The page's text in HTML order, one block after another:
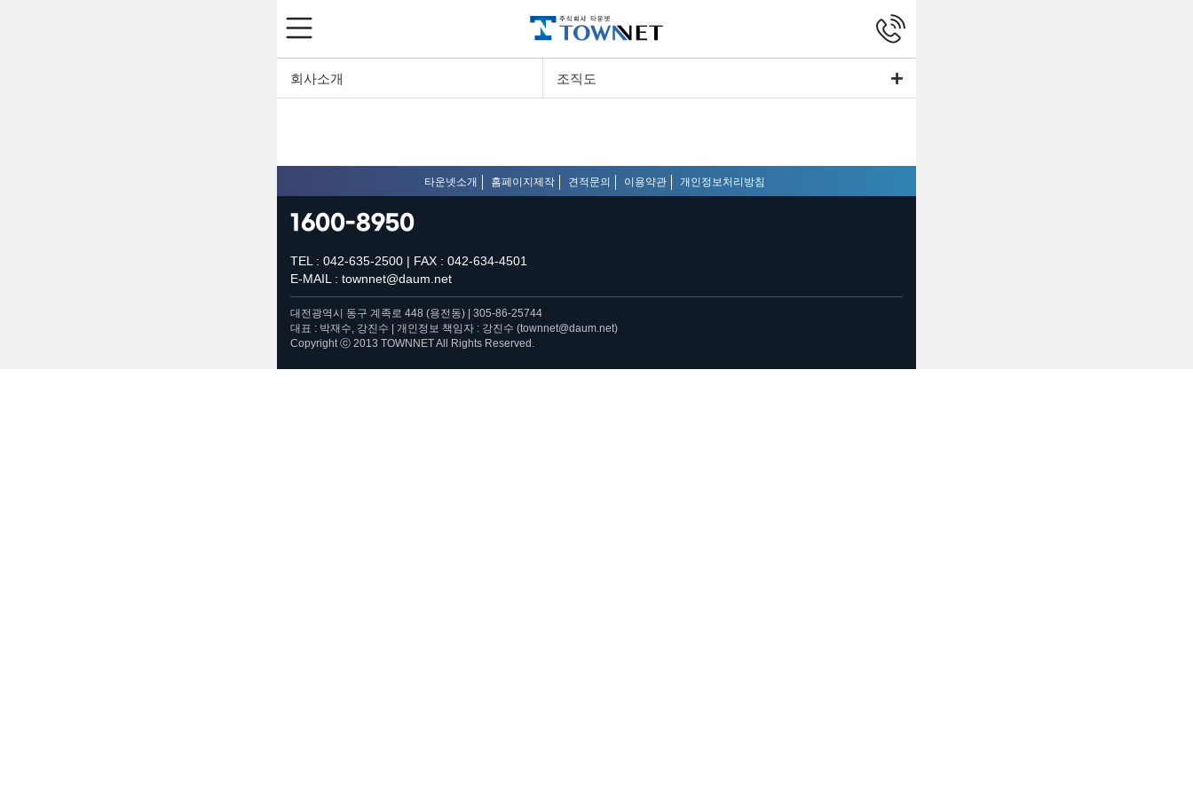
회사소개 조직도
타운넷소개 홈페이지제작 견적문의 이용약관 개인정보처리방침
1600-8950
TEL : 042-635-2500 | FAX : 042-634-4501
E-MAIL : townnet@daum.net
대전광역시 동구 계족로 448 (용전동) | 305-86-25744
대표 : 박재수, 강진수 | 개인정보 책임자 : 강진수 (townnet@daum.net)
Copyright ⓒ 2013 TOWNNET All Rights Reserved.